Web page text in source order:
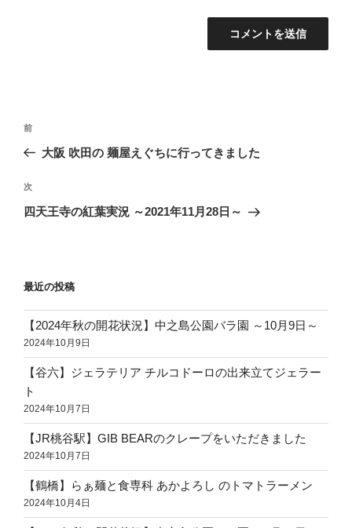
投
ナ
ビ
ゲ
ン
前
の
稿
前
大阪 吹田の 麺屋えぐちに行ってきました
次
の
次
四天王寺の紅葉実況 ～2021年11月28日～
最近の投稿
【2024年秋の開花状況】中之島公園バラ園 ～10月9日～
2024年10月9日
【谷六】ジェラテリア チルコドーロの出来立てジェラー
ト
2024年10月7日
【JR桃谷駅】GIB BEARのクレープをいただきました
2024年10月7日
【鶴橋】らぁ麺と食専科 あかよろし のトマトラーメン
2024年10月4日